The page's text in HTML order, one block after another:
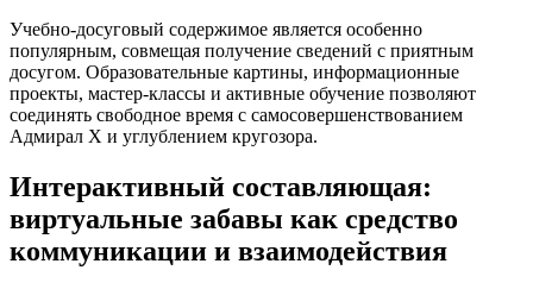
Учебно-досуговый содержимое является особенно
популярным, совмещая получение сведений с приятным
досугом. Образовательные картины, информационные
проекты, мастер-классы и активные обучение позволяют
соединять свободное время с самосовершенствованием
Адмирал Х и углублением кругозора.
Интерактивный составляющая:
виртуальные забавы как средство
коммуникации и взаимодействия